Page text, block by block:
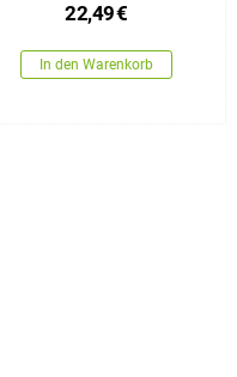
22,49€
In den Warenkorb